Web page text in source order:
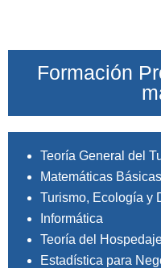
Formación
Teoría General del
Matemáticas Básicas
Turismo, Ecología y
Informática
Teoría del
Estadística para